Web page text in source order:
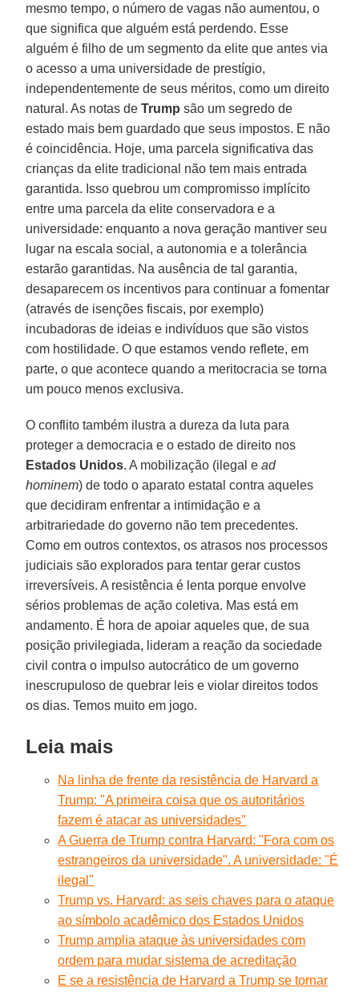
mesmo tempo, o número de vagas não aumentou, o
que significa que alguém está perdendo. Esse
alguém é filho de um segmento da elite que antes via
o acesso a uma universidade de prestígio,
independentemente de seus méritos, como um direito
natural. As notas deTrump são um segredo de
estado mais bem guardado que seus impostos. E não
é coincidência. Hoje, uma parcela significativa das
crianças da elite tradicional não tem mais entrada
garantida. Isso quebrou um compromisso implícito
entre uma parcela da elite conservadora e a
universidade: enquanto a nova geração mantiver seu
lugar na escala social, a autonomia e a tolerância
estarão garantidas. Na ausência de tal garantia,
desaparecem os incentivos para continuar a fomentar
(através de isenções fiscais, por exemplo)
incubadoras de ideias e indivíduos que são vistos
com hostilidade. O que estamos vendo reflete, em
parte, o que acontece quando a meritocracia se torna
um pouco menos exclusiva.
O conflito também ilustra a dureza da luta para
proteger a democracia e o estado de direito nos
Estados Unidos. A mobilização (ilegal ead
hominem) de todo o aparato estatal contra aqueles
que decidiram enfrentar a intimidação e a
arbitrariedade do governo não tem precedentes.
Como em outros contextos, os atrasos nos processos
judiciais são explorados para tentar gerar custos
irreversíveis. A resistência é lenta porque envolve
sérios problemas de ação coletiva. Mas está em
andamento. É hora de apoiar aqueles que, de sua
posição privilegiada, lideram a reação da sociedade
civil contra o impulso autocrático de um governo
inescrupuloso de quebrar leis e violar direitos todos
os dias. Temos muito em jogo.
Leia mais
Na linha de frente da resistência de Harvard a
Trump: "A primeira coisa que os autoritários
fazem é atacar as universidades"
A Guerra de Trump contra Harvard: "Fora com os
estrangeiros da universidade". A universidade: "É
ilegal"
Trump vs. Harvard: as seis chaves para o ataque
ao símbolo acadêmico dos Estados Unidos
Trump amplia ataque às universidades com
ordem para mudar sistema de acreditação
E se a resistência de Harvard a Trump se tornar